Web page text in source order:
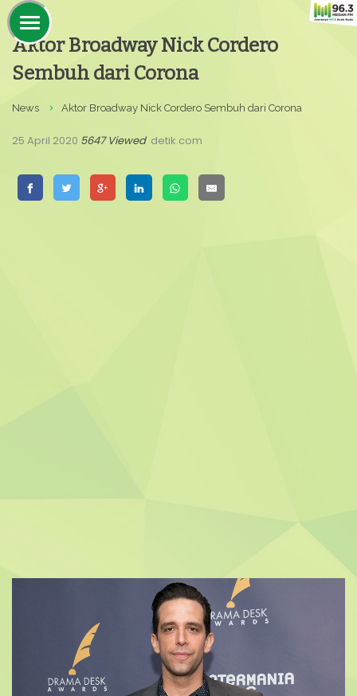
Aktor Broadway Nick Cordero
Sembuh dari Corona
News Aktor Broadway Nick Cordero Sembuh dari Corona
25 April 2020 5647 Viewed detik.com